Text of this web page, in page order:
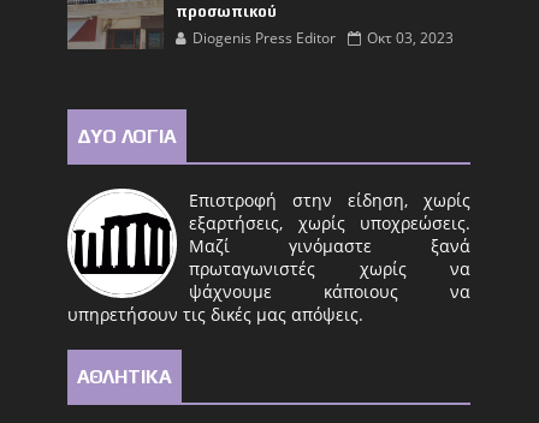
προσωπικού
Diogenis Press Editor Οκτ 03, 2023
ΔΥΟ ΛΟΓΙΑ
Επιστροφή στην είδηση, χωρίς
εξαρτήσεις, χωρίς υποχρεώσεις.
Μαζί γινόμαστε ξανά
πρωταγωνιστές χωρίς να
ψάχνουμε κάποιους να
υπηρετήσουν τις δικές μας απόψεις.
ΑΘΛΗΤΙΚΑ